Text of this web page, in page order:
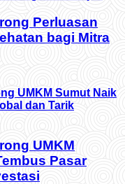
Perluasan
bagi Mitra
UMKM
Pasar